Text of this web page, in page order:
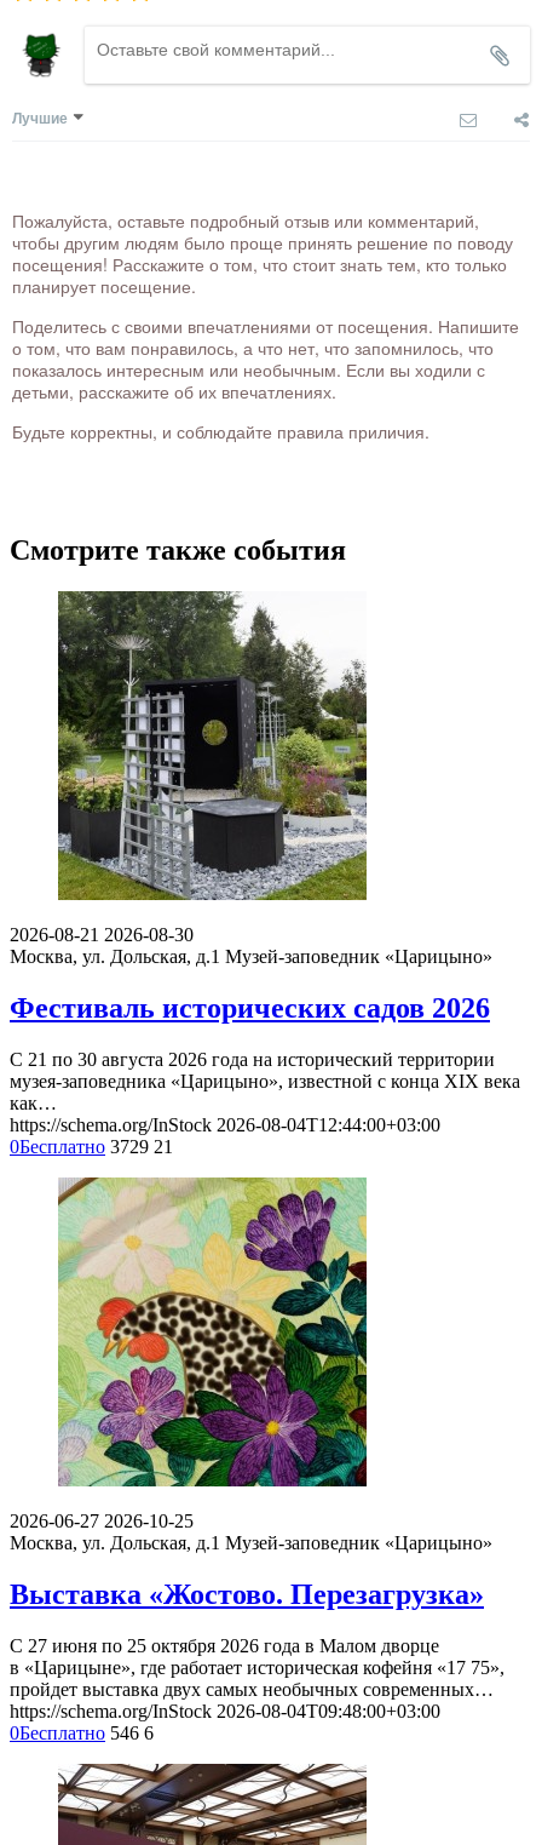
Лучшие
Пожалуйста, оставьте подробный отзыв или комментарий,
чтобы другим людям было проще принять решение по поводу
посещения! Расскажите о том, что стоит знать тем, кто только
планирует посещение.
Поделитесь с своими впечатлениями от посещения. Напишите
о том, что вам понравилось, а что нет, что запомнилось, что
показалось интересным или необычным. Если вы ходили с
детьми, расскажите об их впечатлениях.
Будьте корректны, и соблюдайте правила приличия.
Смотрите также события
2026-08-21 2026-08-30
Москва, ул. Дольская, д.1 Музей-заповедник «Царицыно»
Фестиваль исторических садов 2026
С 21 по 30 августа 2026 года на исторический территории
музея-заповедника «Царицыно», известной с конца XIX века
как…
https://schema.org/InStock 2026-08-04T12:44:00+03:00
0Бесплатно 3729 21
2026-06-27 2026-10-25
Москва, ул. Дольская, д.1 Музей-заповедник «Царицыно»
Выставка «Жостово. Перезагрузка»
С 27 июня по 25 октября 2026 года в Малом дворце
в «Царицыне», где работает историческая кофейня «17 75»,
пройдет выставка двух самых необычных современных…
https://schema.org/InStock 2026-08-04T09:48:00+03:00
0Бесплатно 546 6